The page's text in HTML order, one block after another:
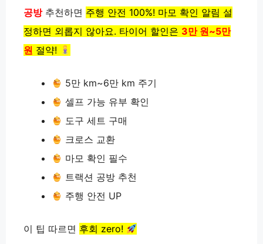
공방추천하면 주행 안전 100%! 마모 확인 알림 설
정하면 외롭지 않아요. 타이어 할인은 3만 원~5만
원 절약!
5만 km~6만 km 주기
셀프 가능 유부 확인
도구 세트 구매
크로스 교환
마모 확인 필수
트랙션 공방 추천
주행 안전 UP
이 팁 따르면 후회 zero!